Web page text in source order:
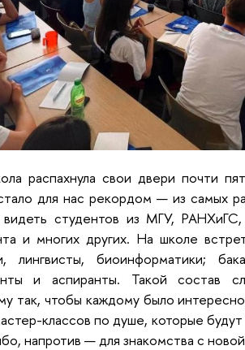
распахнула свои двери почти
для нас рекордом — из самых
студентов из МГУ, РАНХиГС,
и многих других. На школе
лингвисты, биоинформатики;
и аспиранты. Такой состав
так, чтобы каждому было
классов по душе, которые
напротив — для знакомства с